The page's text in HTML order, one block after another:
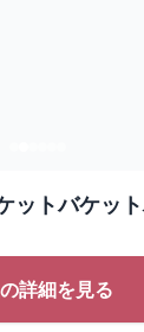
ットバケッ
詳細を見る